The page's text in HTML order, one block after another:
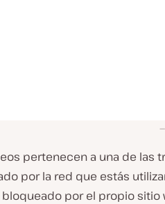
pertenecen a una de las
por la red que estás
por el propio sitio